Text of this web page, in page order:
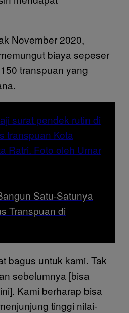
November 2020,
biaya sepeser
transpuan yang
Satu-Satunya
Transpuan di
bagus untuk kami. Tak
sebelumnya [bisa
Kami berharap bisa
tinggi nilai-